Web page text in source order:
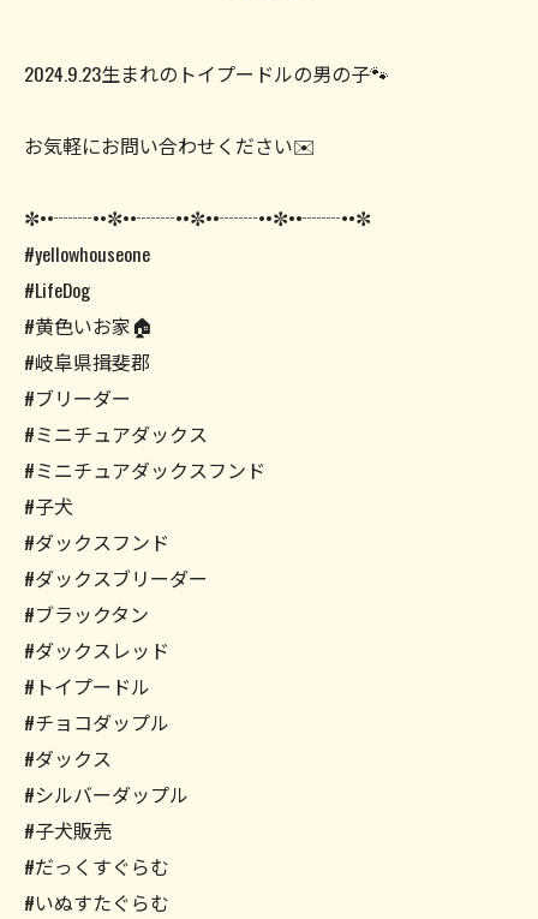
2024.9.23生まれのトイプードルの男の子🐾
お気軽にお問い合わせください✉️
✼••┈┈••✼••┈┈••✼••┈┈••✼••┈┈••✼
#yellowhouseone
#LifeDog
#黄色いお家🏠
#岐阜県揖斐郡
#ブリーダー
#ミニチュアダックス
#ミニチュアダックスフンド
#子犬
#ダックスフンド
#ダックスブリーダー
#ブラックタン
#ダックスレッド
#トイプードル
#チョコダップル
#ダックス
#シルバーダップル
#子犬販売
#だっくすぐらむ
#いぬすたぐらむ